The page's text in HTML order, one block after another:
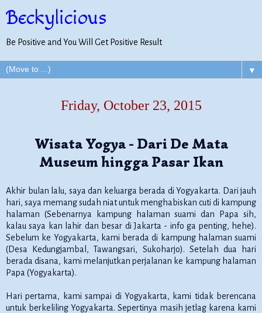
Beckylicious
Be Positive and You Will Get Positive Result
▼
Friday, October 23, 2015
Wisata Yogya - Dari De Mata
Museum hingga Pasar Ikan
Akhir bulan lalu, saya dan keluarga berada di Yogyakarta. Dari jauh
hari, saya memang sudah niat untuk menghabiskan cuti di kampung
halaman (Sebenarnya kampung halaman suami dan Papa sih,
kalau saya kan lahir dan besar di Jakarta - info ga penting, hehe).
Sebelum ke Yogyakarta, kami berada di kampung halaman suami
(Desa Kedungjambal, Tawangsari, Sukoharjo). Setelah dua hari
berada disana, kami melanjutkan perjalanan ke kampung halaman
Papa (Yogyakarta).
Hari pertama, kami sampai di Yogyakarta, kami tidak berencana
untuk berkeliling Yogyakarta. Sepertinya masih jetlag karena kami